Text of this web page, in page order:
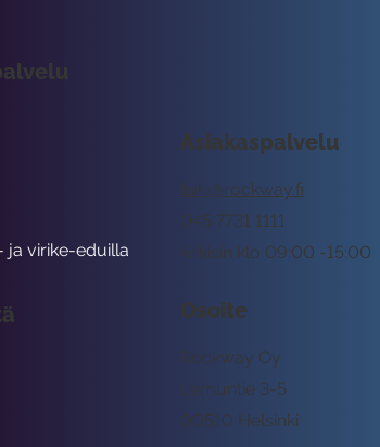
Asiakaspalvelu
tuki@rockway.fi
Arkisin klo 09:00 -15:00
045 7731 1111
Osoite
Rockway Oy
Lemuntie 3-5
00510 Helsinki
ja virike-eduilla